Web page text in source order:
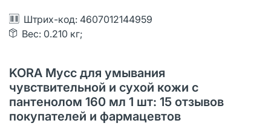
Штрих-код: 4607012144959
Вес: 0.210 кг;
KORA Мусс для умывания
чувствительной и сухой кожи с
пантенолом 160 мл 1 шт: 15 отзывов
покупателей и фармацевтов